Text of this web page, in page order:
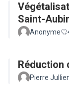
Saint-
Anonyme
Réduction
Pierre